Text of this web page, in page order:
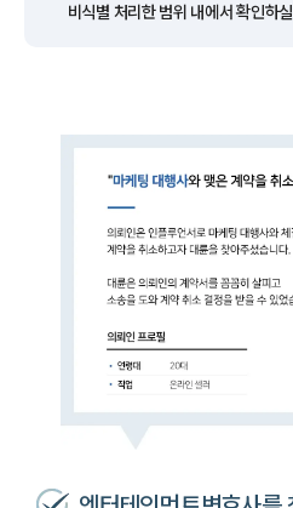
비식별 처리한 범위 내에서 확인하